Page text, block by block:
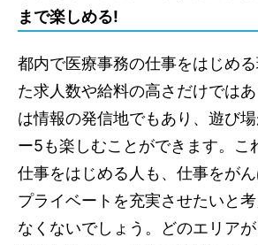
まで楽しめる!
都内で医療事務の仕事をはじめ
た求人数や給料の高さだけでは
は情報の発信地でもあり、遊び
ー5も楽しむことができます。こ
仕事をはじめる人も、仕事をが
プライベートを充実させたいと
なくないでしょう。どのエリア